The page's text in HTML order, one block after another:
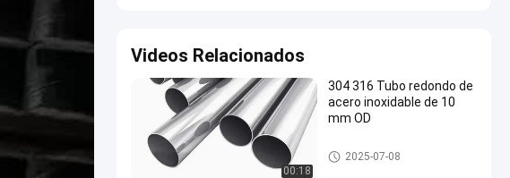
Videos Relacionados
00:18
304 316 Tubo redondo de
acero inoxidable de 10
mm OD
PIPE de acero al carbono
2025-07-08